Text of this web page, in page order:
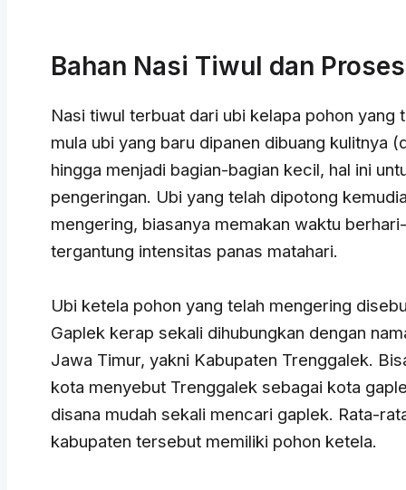
Bahan Nasi Tiwul dan
Nasi tiwul terbuat dari ubi kelapa pohon yang
mula ubi yang baru dipanen dibuang kulitnya
hingga menjadi bagian-bagian kecil, hal ini
pengeringan. Ubi yang telah dipotong
mengering, biasanya memakan waktu
tergantung intensitas panas matahari.
Ubi ketela pohon yang telah mengering
Gaplek kerap sekali dihubungkan dengan
Jawa Timur, yakni Kabupaten Trenggalek.
kota menyebut Trenggalek sebagai kota
disana mudah sekali mencari gaplek. Rata-
kabupaten tersebut memiliki pohon ketela.